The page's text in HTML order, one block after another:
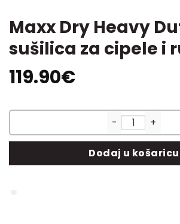
Maxx Dry Heavy
sušilica za cipele i
119.90€
Maxx Dry
Dodaj u košaricu